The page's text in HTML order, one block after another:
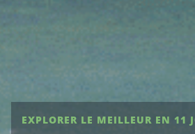
EXPLORER LE MEILLEUR EN 11